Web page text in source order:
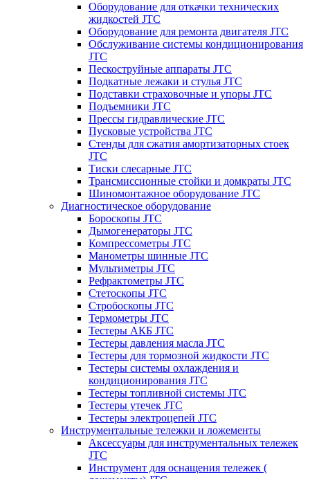
Оборудование для откачки технических
жидкостей JTC
Оборудование для ремонта двигателя JTC
Обслуживание системы кондиционирования
JTC
Пескоструйные аппараты JTC
Подкатные лежаки и стулья JTC
Подставки страховочные и упоры JTC
Подъемники JTC
Прессы гидравлические JTC
Пусковые устройства JTC
Стенды для сжатия амортизаторных стоек
JTC
Тиски слесарные JTC
Трансмиссионные стойки и домкраты JTC
Шиномонтажное оборудование JTC
Диагностическое оборудование
Бороскопы JTC
Дымогенераторы JTC
Компрессометры JTC
Манометры шинные JTC
Мультиметры JTC
Рефрактометры JTC
Стетоскопы JTC
Стробоскопы JTC
Термометры JTC
Тестеры АКБ JTC
Тестеры давления масла JTC
Тестеры для тормозной жидкости JTC
Тестеры системы охлаждения и
кондиционирования JTC
Тестеры топливной системы JTC
Тестеры утечек JTC
Тестеры электроцепей JTC
Инструментальные тележки и ложементы
Аксессуары для инструментальных тележек
JTC
Инструмент для оснащения тележек (